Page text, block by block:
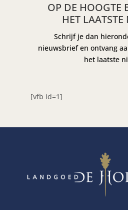
OP DE HOOGTE
HET LAATSTE
Schrijf je dan
nieuwsbrief en ontvang
het laatste
[vfb id=1]